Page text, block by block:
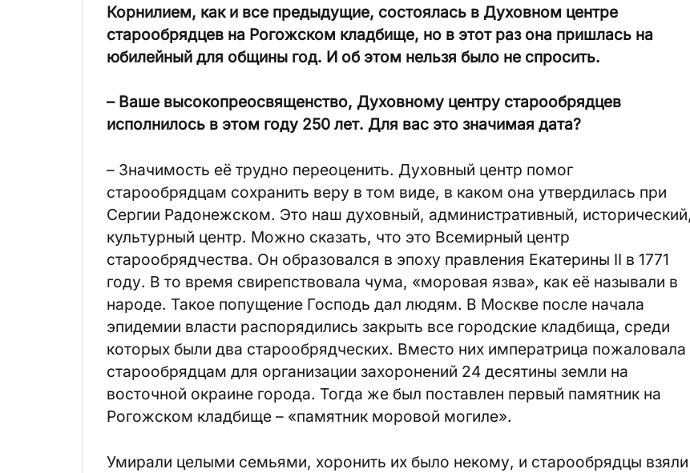
Корнилием, как и все предыдущие, состоялась в Духовном центре
старообрядцев на Рогожском кладбище, но в этот раз она пришлась на
юбилейный для общины год. И об этом нельзя было не спросить.
– Ваше высокопреосвященство, Духовному центру старообрядцев
исполнилось в этом году 250 лет. Для вас это значимая дата?
– Значимость её трудно переоценить. Духовный центр помог
старообрядцам сохранить веру в том виде, в каком она утвердилась при
Сергии Радонежском. Это наш духовный, административный, исторический,
культурный центр. Можно сказать, что это Всемирный центр
старообрядчества. Он образовался в эпоху правления Екатерины II в 1771
году. В то время свирепствовала чума, «моровая язва», как её называли в
народе. Такое попущение Господь дал людям. В Москве после начала
эпидемии власти распорядились закрыть все городские кладбища, среди
которых были два старообрядческих. Вместо них императрица пожаловала
старообрядцам для организации захоронений 24 десятины земли на
восточной окраине города. Тогда же был поставлен первый памятник на
Рогожском кладбище – «памятник моровой могиле».
Умирали целыми семьями, хоронить их было некому, и старообрядцы взяли